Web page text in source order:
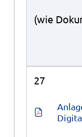
(wie
27